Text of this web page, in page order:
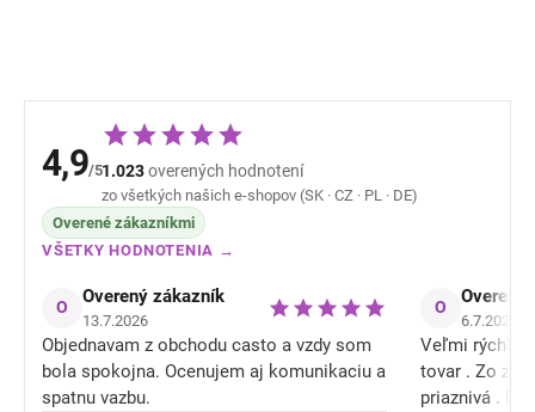
4,9/51.023overených hodnotení
zo všetkých našich e-shopov (SK · CZ · PL · DE)
Overené zákazníkmi
VŠETKY HODNOTENIA →
O Overený zákazník
13.7.2026
Objednavam z obchodu casto a vzdy som
bola spokojna. Ocenujem aj komunikaciu a
spatnu vazbu.
O Overený
6.7.2026
Veľmi rýchle
tovar . Zo
priaznivá .